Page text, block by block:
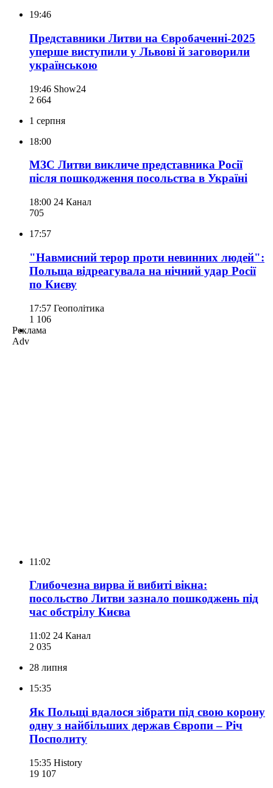
19:46
Представники Литви на Євробаченні-2025
уперше виступили у Львові й заговорили
українською
19:46 Show24
2 664
1 серпня
18:00
МЗС Литви викличе представника Росії
після пошкодження посольства в Україні
18:00 24 Канал
705
17:57
"Навмисний терор проти невинних людей":
Польща відреагувала на нічний удар Росії
по Києву
17:57 Геополітика
1 106
Реклама
Adv
11:02
Глибочезна вирва й вибиті вікна:
посольство Литви зазнало пошкоджень під
час обстрілу Києва
11:02 24 Канал
2 035
28 липня
15:35
Як Польщі вдалося зібрати під свою корону
одну з найбільших держав Європи – Річ
Посполиту
15:35 History
19 107